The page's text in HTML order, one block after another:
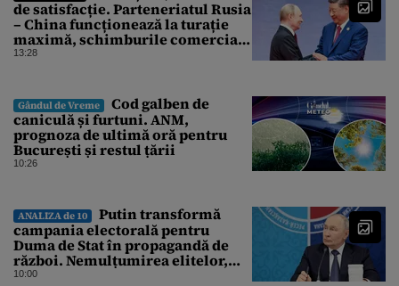
de satisfacție. Parteneriatul Rusia
– China funcționează la turație
maximă, schimburile comerciale
ating niveluri record
13:28
Gândul de Vreme
Cod galben de
caniculă și furtuni. ANM,
prognoza de ultimă oră pentru
București și restul țării
10:26
ANALIZA de 10
Putin transformă
campania electorală pentru
Duma de Stat în propagandă de
război. Nemulțumirea elitelor,
tratată cu indiferență la Kremlin
10:00